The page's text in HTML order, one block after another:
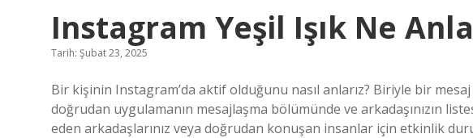
Instagram Yeşil Işık Ne
Tarih: Şubat 23, 2025
Bir kişinin Instagram’da aktif olduğunu nasıl anlarız? Biriyle bir
doğrudan uygulamanın mesajlaşma bölümünde ve arkadaşınızın
eden arkadaşlarınız veya doğrudan konuşan insanlar için etkinlik